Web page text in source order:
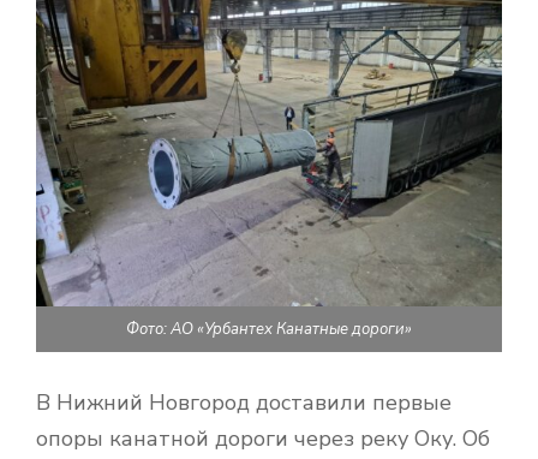
Е
М
Е
Н
Ю
Фото: АО «Урбантех Канатные дороги»
В Нижний Новгород доставили первые
опоры канатной дороги через реку Оку. Об